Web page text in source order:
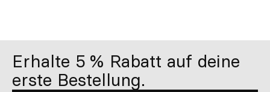
Erhalte 5 % Rabatt auf deine
erste Bestellung.